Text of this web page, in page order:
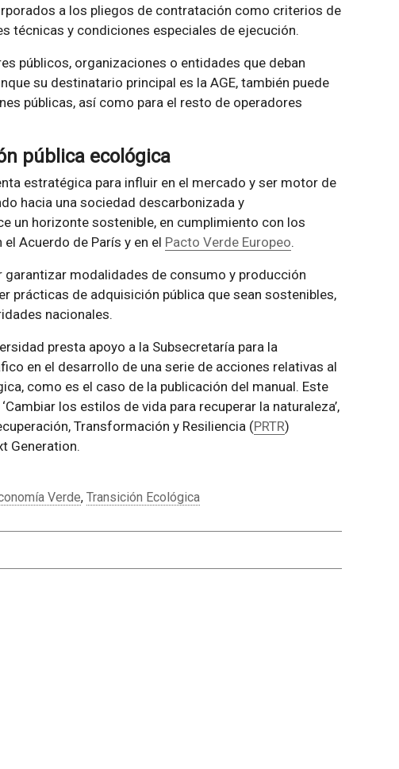
a los pliegos de contratación como criterios de
técnicas y condiciones especiales de ejecución.
públicos, organizaciones o entidades que deban
su destinatario principal es la AGE, también puede
públicas, así como para el resto de operadores
pública ecológica
estratégica para influir en el mercado y ser motor de
hacia una sociedad descarbonizada y
un horizonte sostenible, en cumplimiento con los
Acuerdo de París y en el Pacto Verde Europeo.
garantizar modalidades de consumo y producción
prácticas de adquisición pública que sean sostenibles,
nacionales.
presta apoyo a la Subsecretaría para la
en el desarrollo de una serie de acciones relativas al
como es el caso de la publicación del manual. Este
los estilos de vida para recuperar la naturaleza’,
Transformación y Resiliencia (PRTR)
Generation.
Verde, Transición Ecológica